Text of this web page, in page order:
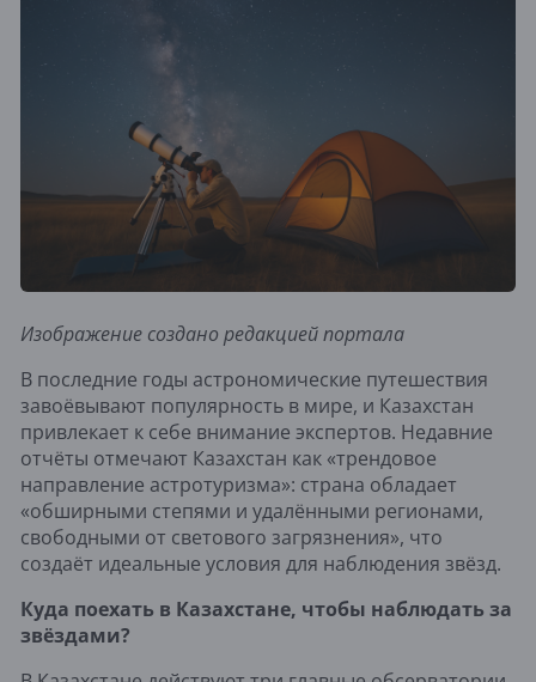
Изображение создано редакцией портала
В последние годы астрономические путешествия
завоёвывают популярность в мире, и Казахстан
привлекает к себе внимание экспертов. Недавние
отчёты отмечают Казахстан как «трендовое
направление астротуризма»: страна обладает
«обширными степями и удалёнными регионами,
свободными от светового загрязнения», что
создаёт идеальные условия для наблюдения звёзд.
Куда поехать в Казахстане, чтобы наблюдать за
звёздами?